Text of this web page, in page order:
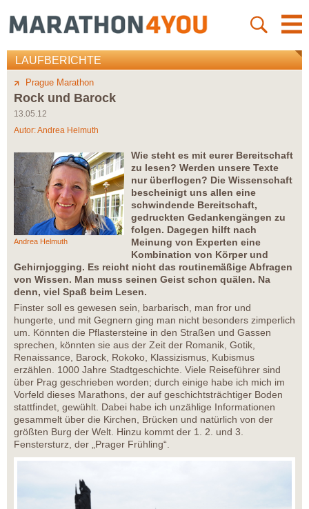
LAUFBERICHTE
Prague Marathon
Rock und Barock
13.05.12
Autor:Andrea Helmuth
Andrea Helmuth
Wie steht es mit eurer Bereitschaft
zu lesen? Werden unsere Texte
nur überflogen? Die Wissenschaft
bescheinigt uns allen eine
schwindende Bereitschaft,
gedruckten Gedankengängen zu
folgen. Dagegen hilft nach
Meinung von Experten eine
Kombination von Körper und
Gehirnjogging. Es reicht nicht das routinemäßige Abfragen
von Wissen. Man muss seinen Geist schon quälen. Na
denn, viel Spaß beim Lesen.
Finster soll es gewesen sein, barbarisch, man fror und
hungerte, und mit Gegnern ging man nicht besonders zimperlich
um. Könnten die Pflastersteine in den Straßen und Gassen
sprechen, könnten sie aus der Zeit der Romanik, Gotik,
Renaissance, Barock, Rokoko, Klassizismus, Kubismus
erzählen. 1000 Jahre Stadtgeschichte. Viele Reiseführer sind
über Prag geschrieben worden; durch einige habe ich mich im
Vorfeld dieses Marathons, der auf geschichtsträchtiger Boden
stattfindet, gewühlt. Dabei habe ich unzählige Informationen
gesammelt über die Kirchen, Brücken und natürlich von der
größten Burg der Welt. Hinzu kommt der 1. 2. und 3.
Fenstersturz, der „Prager Frühling“.